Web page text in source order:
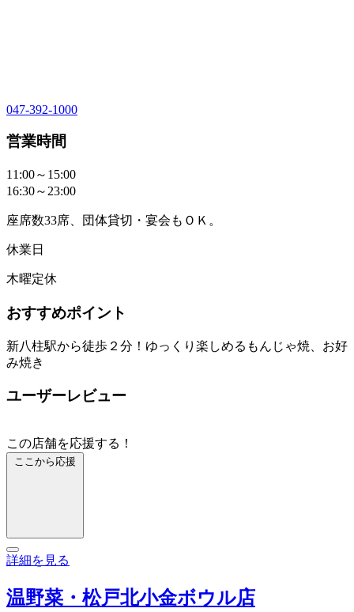
047-392-1000
営業時間
11:00～15:00
16:30～23:00
座席数33席、団体貸切・宴会もＯＫ。
休業日
木曜定休
おすすめポイント
新八柱駅から徒歩２分！ゆっくり楽しめるもんじゃ焼、お好
み焼き
ユーザーレビュー
この店舗を応援する！
ここから応援
詳細を見る
温野菜・松戸北小金ボウル店